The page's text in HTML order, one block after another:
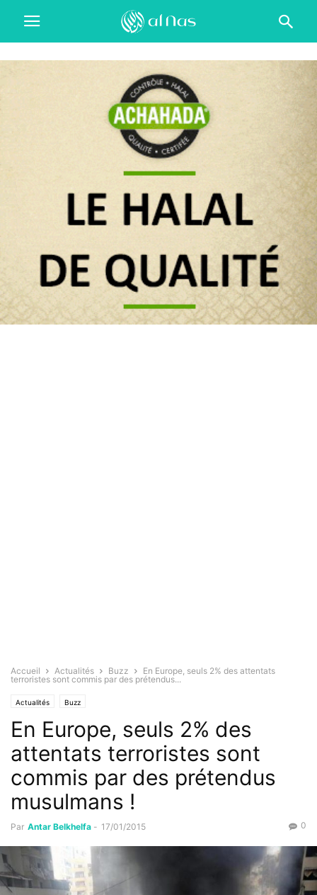
Accueil Actualités Buzz
En Europe, seuls 2% des attentats
terroristes sont commis par des prétendus...
Actualités Buzz
En Europe, seuls 2% des
attentats terroristes sont
commis par des prétendus
musulmans !
Par Antar Belkhelfa - 17/01/2015 0